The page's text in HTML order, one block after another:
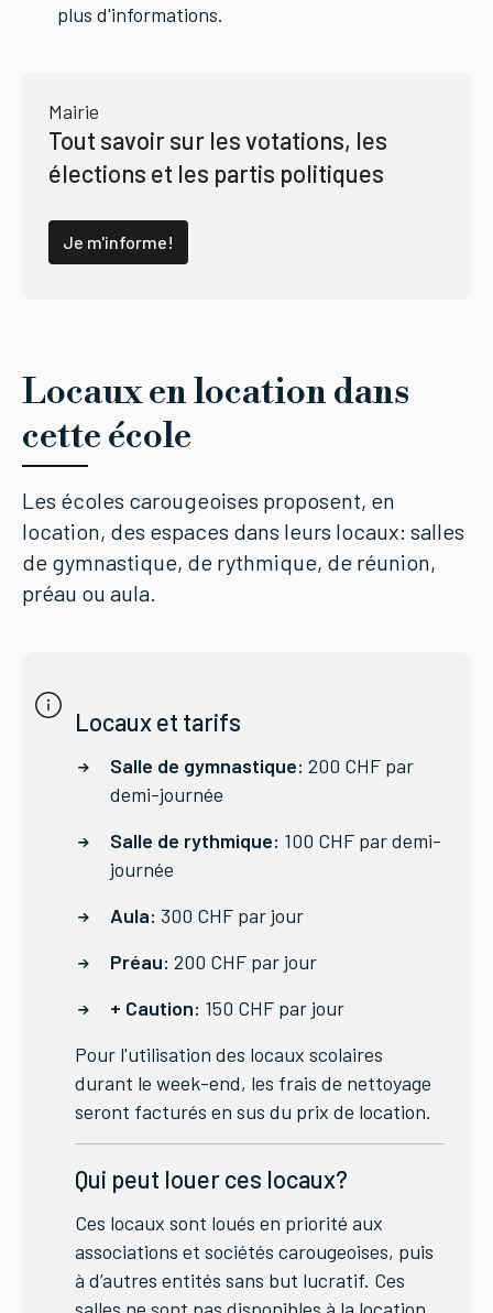
plus d'informations.
Mairie
Tout savoir sur les votations, les
élections et les partis politiques
Je m'informe!
Locaux en location dans
cette école
Les écoles carougeoises proposent, en
location, des espaces dans leurs locaux: salles
de gymnastique, de rythmique, de réunion,
préau ou aula.
Locaux et tarifs
Salle de gymnastique: 200 CHF par
demi-journée
Salle de rythmique: 100 CHF par demi-
journée
Aula: 300 CHF par jour
Préau: 200 CHF par jour
+ Caution: 150 CHF par jour
Pour l'utilisation des locaux scolaires
durant le week-end, les frais de nettoyage
seront facturés en sus du prix de location.
Qui peut louer ces locaux?
Ces locaux sont loués en priorité aux
associations et sociétés carougeoises, puis
à d’autres entités sans but lucratif. Ces